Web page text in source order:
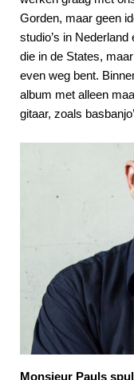
Gorden, maar geen
studio’s in
die in de States,
even weg bent.
album met alleen
gitaar, zoals
Monsieur Pauls